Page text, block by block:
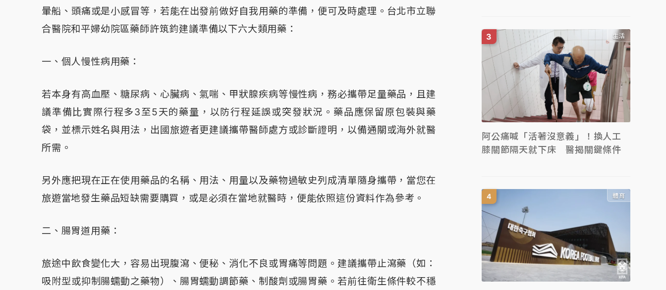
暈船、頭痛或是小感冒等，若能在出發前做好自我用藥的準備，便可及時處理。台北市立聯
合醫院和平婦幼院區藥師許筑鈞建議準備以下六大類用藥：
一、個人慢性病用藥：
若本身有高血壓、糖尿病、心臟病、氣喘、甲狀腺疾病等慢性病，務必攜帶足量藥品，且建
議準備比實際行程多3至5天的藥量，以防行程延誤或突發狀況。藥品應保留原包裝與藥
袋，並標示姓名與用法，出國旅遊者更建議攜帶醫師處方或診斷證明，以備通關或海外就醫
所需。
另外應把現在正在使用藥品的名稱、用法、用量以及藥物過敏史列成清單隨身攜帶，當您在
旅遊當地發生藥品短缺需要購買，或是必須在當地就醫時，便能依照這份資料作為參考。
二、腸胃道用藥：
旅途中飲食變化大，容易出現腹瀉、便秘、消化不良或胃痛等問題。建議攜帶止瀉藥（如：
吸附型或抑制腸蠕動之藥物）、腸胃蠕動調節藥、制酸劑或腸胃藥。若前往衛生條件較不穩
生活
阿公痛喊「活著沒意義」！換人工
膝關節隔天就下床 醫揭關鍵條件
體育